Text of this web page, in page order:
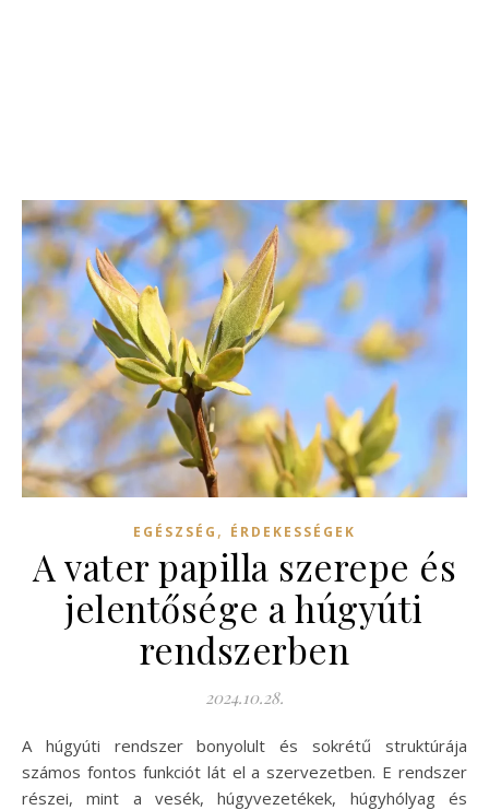
EGÉSZSÉG , ÉRDEKESSÉGEK
A vater papilla szerepe és
jelentősége a húgyúti
rendszerben
2024.10.28.
A húgyúti rendszer bonyolult és sokrétű struktúrája
számos fontos funkciót lát el a szervezetben. E rendszer
részei, mint a vesék, húgyvezetékek, húgyhólyag és